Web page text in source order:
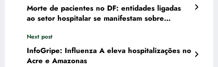
Morte de pacientes no DF: entidades ligadas
ao setor hospitalar se manifestam sobre
Next post
InfoGripe: Influenza A eleva hospitalizações no
Acre e Amazonas